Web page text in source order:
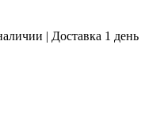
| Доставка 1 день